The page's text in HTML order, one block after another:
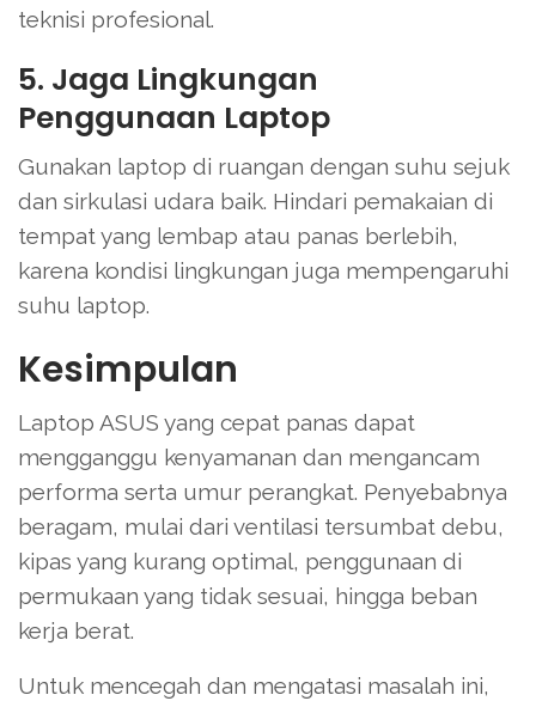
teknisi profesional.
5. Jaga Lingkungan
Penggunaan Laptop
Gunakan laptop di ruangan dengan suhu sejuk
dan sirkulasi udara baik. Hindari pemakaian di
tempat yang lembap atau panas berlebih,
karena kondisi lingkungan juga mempengaruhi
suhu laptop.
Kesimpulan
Laptop ASUS yang cepat panas dapat
mengganggu kenyamanan dan mengancam
performa serta umur perangkat. Penyebabnya
beragam, mulai dari ventilasi tersumbat debu,
kipas yang kurang optimal, penggunaan di
permukaan yang tidak sesuai, hingga beban
kerja berat.
Untuk mencegah dan mengatasi masalah ini,